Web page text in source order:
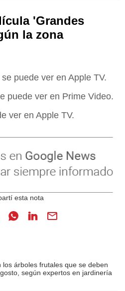
'Grandes
la zona
puede ver en Apple TV.
puede ver en Prime Video.
ver en Apple TV.
los árboles frutales que se deben
según expertos en jardinería